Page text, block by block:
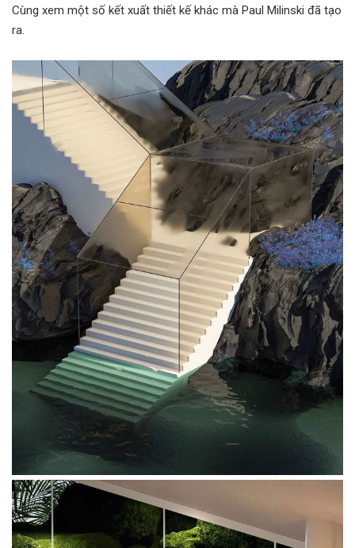
Cùng xem một số kết xuất thiết kế khác mà Paul Milinski đã tạo
ra.